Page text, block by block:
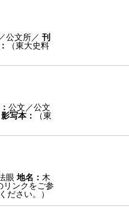
公文所／ 刊
（東大史料
公文／公文
影写本：
（東
眼 地名： 木
リンクをご参
ださい。）